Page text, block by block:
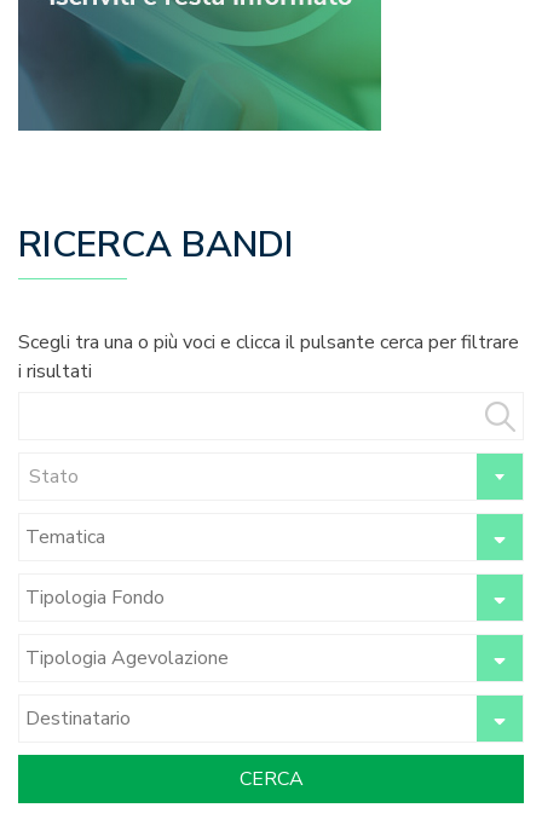
RICERCA BANDI
Scegli tra una o più voci e clicca il pulsante cerca per filtrare
i risultati
Stato